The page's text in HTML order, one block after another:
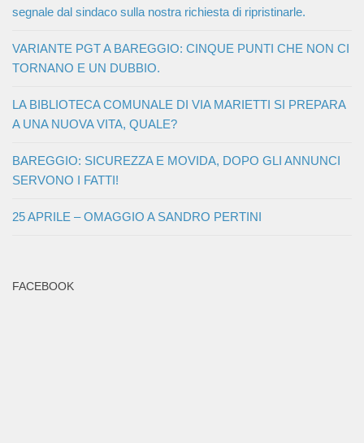
segnale dal sindaco sulla nostra richiesta di ripristinarle.
VARIANTE PGT A BAREGGIO: CINQUE PUNTI CHE NON CI
TORNANO E UN DUBBIO.
LA BIBLIOTECA COMUNALE DI VIA MARIETTI SI PREPARA
A UNA NUOVA VITA, QUALE?
BAREGGIO: SICUREZZA E MOVIDA, DOPO GLI ANNUNCI
SERVONO I FATTI!
25 APRILE – OMAGGIO A SANDRO PERTINI
FACEBOOK